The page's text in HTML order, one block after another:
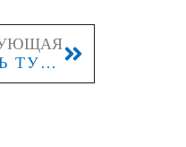
ВЬЕТНАМ В ДЕКАБРЕ 2026: КОГДА ПОКУПАТЬ ТУРЫ НА НОВОГОДНИЕ ДАТЫ